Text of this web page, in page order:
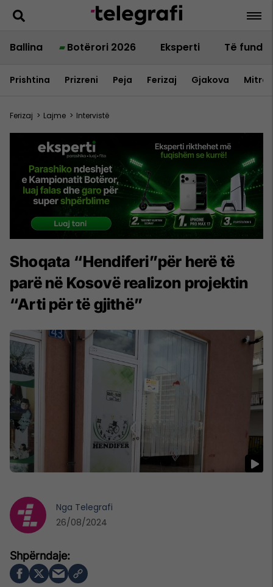
Ballina Botërori 2026 Eksperti Të fundit
Prishtina Prizreni Peja Ferizaj Gjakova
Ferizaj > Lajme > Intervistë
Shoqata “Hendiferi”për herë të
parë në Kosovë realizon projektin
“Arti për të gjithë”
Nga Telegrafi
26/08/2024